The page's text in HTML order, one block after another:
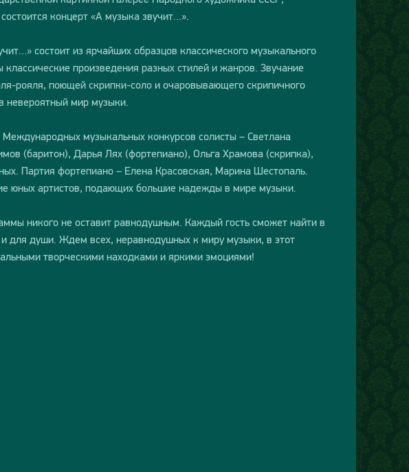
концерт «А музыка звучит…».
состоит из ярчайших образцов классического музыкального
произведения разных стилей и жанров. Звучание
рояля, поющей скрипки-соло и очаровывающего скрипичного
невероятный мир музыки.
музыкальных конкурсов солисты – Светлана
(баритон), Дарья Лях (фортепиано), Ольга Храмова (скрипка),
Партия фортепиано – Елена Красовская, Марина Шестопаль.
юных артистов, подающих большие надежды в мире музыки.
никого не оставит равнодушным. Каждый гость сможет найти в
для души. Ждем всех, неравнодушных к миру музыки, в этот
творческими находками и яркими эмоциями!